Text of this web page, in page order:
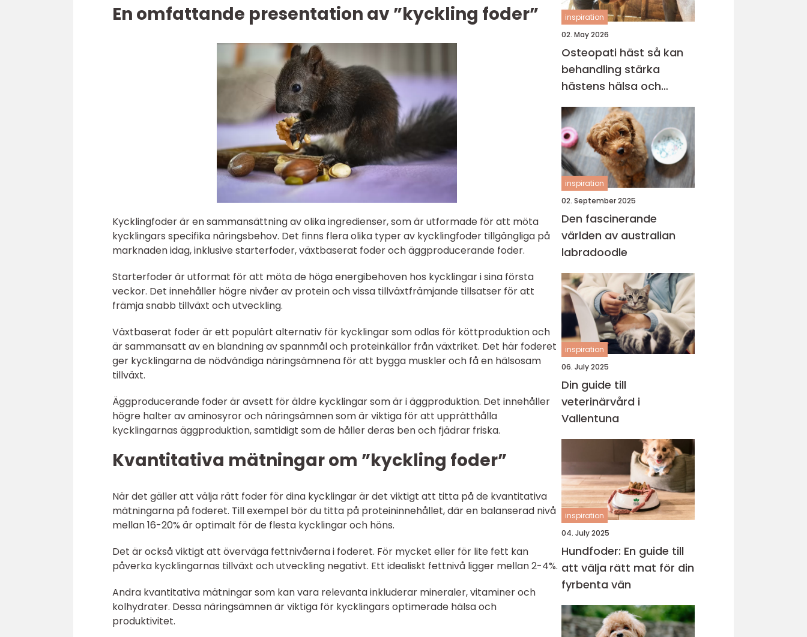
En omfattande presentation av ”kyckling foder”
Kycklingfoder är en sammansättning av olika ingredienser, som är utformade för att möta
kycklingars specifika näringsbehov. Det finns flera olika typer av kycklingfoder tillgängliga på
marknaden idag, inklusive starterfoder, växtbaserat foder och äggproducerande foder.
Starterfoder är utformat för att möta de höga energibehoven hos kycklingar i sina första
veckor. Det innehåller högre nivåer av protein och vissa tillväxtfrämjande tillsatser för att
främja snabb tillväxt och utveckling.
Växtbaserat foder är ett populärt alternativ för kycklingar som odlas för köttproduktion och
är sammansatt av en blandning av spannmål och proteinkällor från växtriket. Det här foderet
ger kycklingarna de nödvändiga näringsämnena för att bygga muskler och få en hälsosam
tillväxt.
Äggproducerande foder är avsett för äldre kycklingar som är i äggproduktion. Det innehåller
högre halter av aminosyror och näringsämnen som är viktiga för att upprätthålla
kycklingarnas äggproduktion, samtidigt som de håller deras ben och fjädrar friska.
Kvantitativa mätningar om ”kyckling foder”
När det gäller att välja rätt foder för dina kycklingar är det viktigt att titta på de kvantitativa
mätningarna på foderet. Till exempel bör du titta på proteininnehållet, där en balanserad nivå
mellan 16-20% är optimalt för de flesta kycklingar och höns.
Det är också viktigt att överväga fettnivåerna i foderet. För mycket eller för lite fett kan
påverka kycklingarnas tillväxt och utveckling negativt. Ett idealiskt fettnivå ligger mellan 2-4%.
Andra kvantitativa mätningar som kan vara relevanta inkluderar mineraler, vitaminer och
kolhydrater. Dessa näringsämnen är viktiga för kycklingars optimerade hälsa och
produktivitet.
inspiration
02. May 2026
Osteopati häst så kan
behandling stärka
hästens hälsa och
prestation
inspiration
02. September 2025
Den fascinerande
världen av australian
labradoodle
inspiration
06. July 2025
Din guide till
veterinärvård i
Vallentuna
inspiration
04. July 2025
Hundfoder: En guide till
att välja rätt mat för din
fyrbenta vän